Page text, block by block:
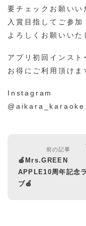
要チェックお願い
入賞目指してご参加
よろしくお願いい
アプリ初回インスト
お得にご利用頂け
Instagram
@aikara_karaoke
前の記事
🍏Mrs.GREEN
APPLE10周年記念
ブ🍏